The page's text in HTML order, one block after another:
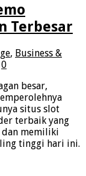
Terbesar
, Business &
0
besar,
situs slot
terbaik yang
dan memiliki
tinggi hari ini.